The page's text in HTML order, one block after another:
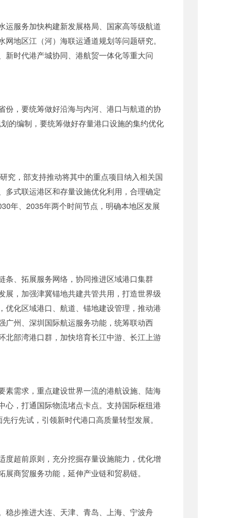
服务加快构建新发展格局、国家高等级航道
地区江（河）海联运通道规划等问题研究。
新时代港产城协同、港航贸一体化等重大问
份，要统筹做好沿海与内河、港口与航道的协
的编制，要统筹做好存量港口设施的集约优化
究，部支持推动将其中的重点项目纳入相关国
式联运港区和存量设施优化利用，合理确定
年、2035年两个时间节点，明确本地区发展
条、拓展服务网络，协同推进区域港口集群
，加强津冀锚地共建共管共用，打造世界级
化区域港口、航道、锚地建设管理，推动港
广州、深圳国际航运服务功能，统筹联动西
北部湾港口群，加快培育长江中游、长江上游
素需求，重点建设世界一流的港航设施、陆海
，打通国际物流堵点卡点。支持国际枢纽港
行先试，引领新时代港口高质量转型发展。
度超前原则，充分挖掘存量设施能力，优化增
商贸服务功能，延伸产业链和贸易链。
稳步推进大连、天津、青岛、上海、宁波舟